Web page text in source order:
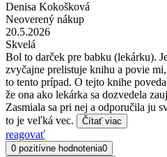
Denisa Kokošková
Neoverený nákup
20.5.2026
Skvelá
Bol to darček pre babku (lekárku).
zvyčajne prelistuje knihu a povie
to tento prípad. O tejto knihe
že ona ako lekárka sa dozvedela
Zasmiala sa pri nej a odporučila ju
to je veľká vec.
Čítať viac
reagovať
0 pozitívne hodnotenia0